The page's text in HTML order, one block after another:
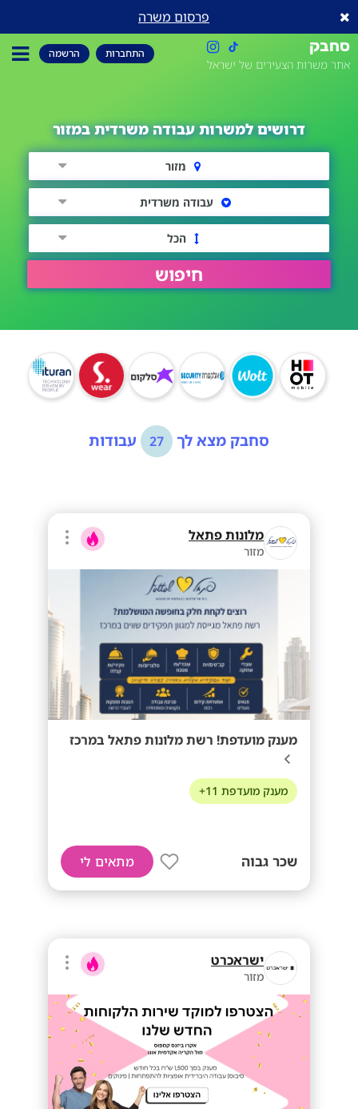
פרסום משרה
סחבק
אתר משרות הצעירים של ישראל
התחברות הרשמה
דרושים למשרות עבודה משרדית במזור
מזור
עבודה משרדית
הכל
חיפוש
סחבק מצא לך 27 עבודות
מלונות פתאל
מזור
מענק מועדפת! רשת מלונות פתאל במרכז
מענק מועדפת 11+
שכר גבוה מתאים לי
ישראכרט
מזור